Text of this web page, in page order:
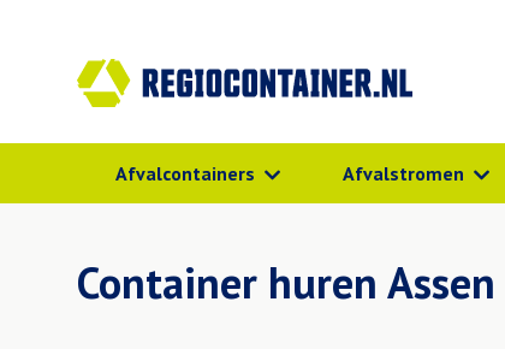
Afvalcontainers Afvalstromen
Container huren Assen